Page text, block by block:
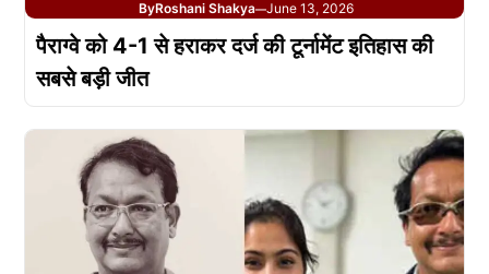
ByRoshani Shakya—June 13, 2026
पैराग्वे को 4-1 से हराकर दर्ज की टूर्नामेंट इतिहास की
सबसे बड़ी जीत